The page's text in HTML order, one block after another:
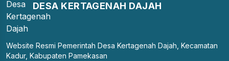
DESA KERTAGENAH DAJAH
Website Resmi Pemerintah Desa Kertagenah Dajah, Kecamatan
Kadur, Kabupaten Pamekasan